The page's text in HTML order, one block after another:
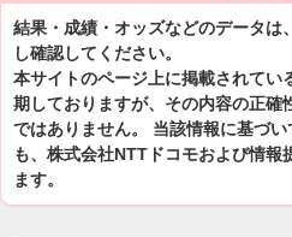
結果・成績・オッズなどのデータは
し確認してください。
本サイトのページ上に掲載されてい
期しておりますが、その内容の正確
ではありません。 当該情報に基づ
も、株式会社NTTドコモおよび情報
ます。